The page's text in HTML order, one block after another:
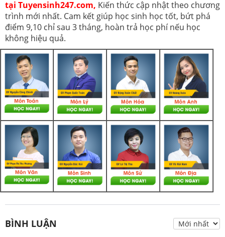
tại Tuyensinh247.com, Kiến thức cập nhật theo chương
trình mới nhất. Cam kết giúp học sinh học tốt, bứt phá
điểm 9,10 chỉ sau 3 tháng, hoàn trả học phí nếu học
không hiệu quả.
BÌNH LUẬN